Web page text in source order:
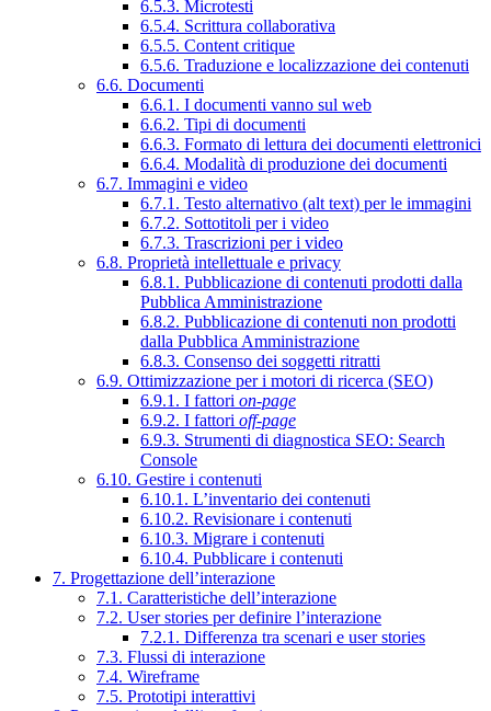
6.5.3. Microtesti
6.5.4. Scrittura collaborativa
6.5.5. Content critique
6.5.6. Traduzione e localizzazione dei contenuti
6.6. Documenti
6.6.1. I documenti vanno sul web
6.6.2. Tipi di documenti
6.6.3. Formato di lettura dei documenti elettronici
6.6.4. Modalità di produzione dei documenti
6.7. Immagini e video
6.7.1. Testo alternativo (alt text) per le immagini
6.7.2. Sottotitoli per i video
6.7.3. Trascrizioni per i video
6.8. Proprietà intellettuale e privacy
6.8.1. Pubblicazione di contenuti prodotti dalla
Pubblica Amministrazione
6.8.2. Pubblicazione di contenuti non prodotti
dalla Pubblica Amministrazione
6.8.3. Consenso dei soggetti ritratti
6.9. Ottimizzazione per i motori di ricerca (SEO)
6.9.1. I fattori on-page
6.9.2. I fattori off-page
6.9.3. Strumenti di diagnostica SEO: Search
Console
6.10. Gestire i contenuti
6.10.1. L’inventario dei contenuti
6.10.2. Revisionare i contenuti
6.10.3. Migrare i contenuti
6.10.4. Pubblicare i contenuti
7. Progettazione dell’interazione
7.1. Caratteristiche dell’interazione
7.2. User stories per definire l’interazione
7.2.1. Differenza tra scenari e user stories
7.3. Flussi di interazione
7.4. Wireframe
7.5. Prototipi interattivi